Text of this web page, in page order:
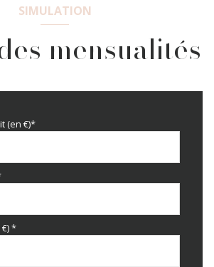
SIMULATION
mensualités
(en €)*
*